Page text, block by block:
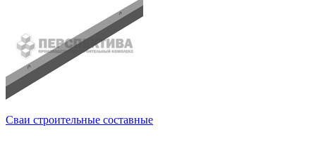
Сваи строительные составные